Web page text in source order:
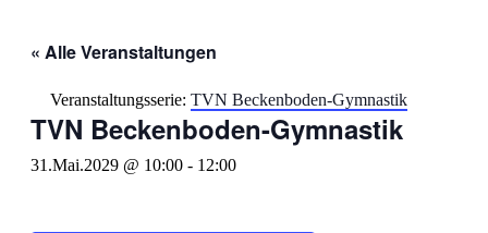
« Alle Veranstaltungen
Veranstaltungsserie: TVN Beckenboden-Gymnastik
TVN Beckenboden-Gymnastik
31.Mai.2029 @ 10:00 - 12:00